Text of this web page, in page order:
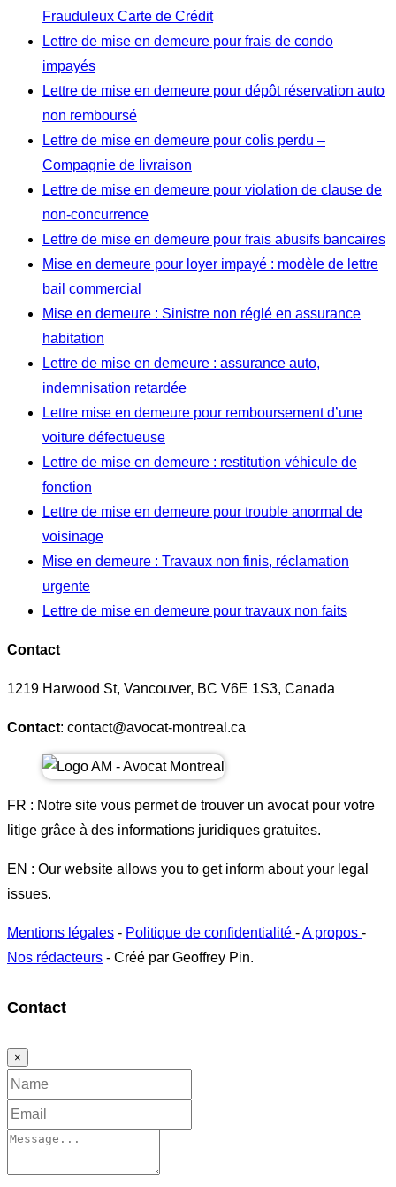
Frauduleux Carte de Crédit
Lettre de mise en demeure pour frais de condo
impayés
Lettre de mise en demeure pour dépôt réservation auto
non remboursé
Lettre de mise en demeure pour colis perdu –
Compagnie de livraison
Lettre de mise en demeure pour violation de clause de
non-concurrence
Lettre de mise en demeure pour frais abusifs bancaires
Mise en demeure pour loyer impayé : modèle de lettre
bail commercial
Mise en demeure : Sinistre non réglé en assurance
habitation
Lettre de mise en demeure : assurance auto,
indemnisation retardée
Lettre mise en demeure pour remboursement d’une
voiture défectueuse
Lettre de mise en demeure : restitution véhicule de
fonction
Lettre de mise en demeure pour trouble anormal de
voisinage
Mise en demeure : Travaux non finis, réclamation
urgente
Lettre de mise en demeure pour travaux non faits
Contact
1219 Harwood St, Vancouver, BC V6E 1S3, Canada
Contact: contact@avocat-montreal.ca
FR : Notre site vous permet de trouver un avocat pour votre
litige grâce à des informations juridiques gratuites.
EN : Our website allows you to get inform about your legal
issues.
Mentions légales - Politique de confidentialité -A propos -
Nos rédacteurs - Créé par Geoffrey Pin.
Contact
×